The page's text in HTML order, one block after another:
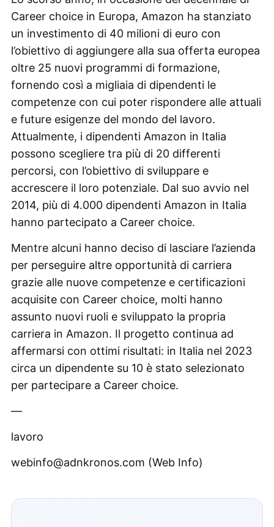
Career choice in Europa, Amazon ha stanziato
un investimento di 40 milioni di euro con
l’obiettivo di aggiungere alla sua offerta europea
oltre 25 nuovi programmi di formazione,
fornendo così a migliaia di dipendenti le
competenze con cui poter rispondere alle attuali
e future esigenze del mondo del lavoro.
Attualmente, i dipendenti Amazon in Italia
possono scegliere tra più di 20 differenti
percorsi, con l’obiettivo di sviluppare e
accrescere il loro potenziale. Dal suo avvio nel
2014, più di 4.000 dipendenti Amazon in Italia
hanno partecipato a Career choice.
Mentre alcuni hanno deciso di lasciare l’azienda
per perseguire altre opportunità di carriera
grazie alle nuove competenze e certificazioni
acquisite con Career choice, molti hanno
assunto nuovi ruoli e sviluppato la propria
carriera in Amazon. Il progetto continua ad
affermarsi con ottimi risultati: in Italia nel 2023
circa un dipendente su 10 è stato selezionato
per partecipare a Career choice.
—
lavoro
webinfo@adnkronos.com (Web Info)